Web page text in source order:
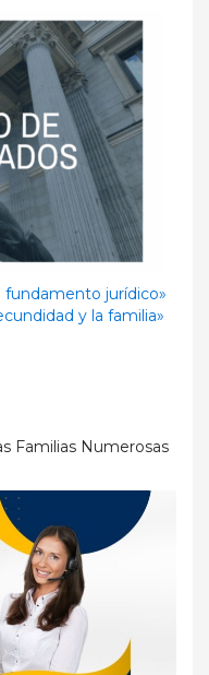
fundamento jurídico»
y la familia»
Familias Numerosas